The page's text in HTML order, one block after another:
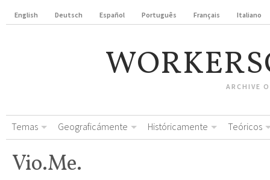
English Deutsch Español Português Français Italiano
ARCHIVE
Temas Geograficámente Históricamente Teóricos
Vio.Me.